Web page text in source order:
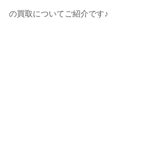
の買取についてご紹介です♪